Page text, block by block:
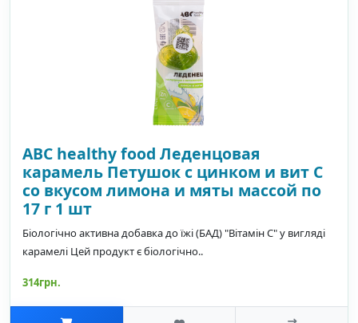
ABC healthy food Леденцовая
карамель Петушок с цинком и вит С
со вкусом лимона и мяты массой по
17 г 1 шт
Біологічно активна добавка до їжі (БАД) "Вітамін C" у вигляді
карамелі Цей продукт є біологічно..
314грн.